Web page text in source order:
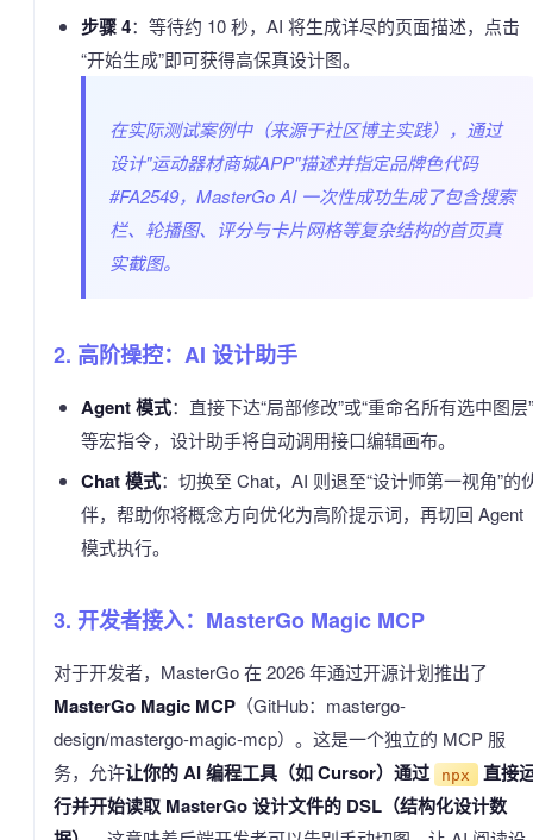
步骤 4：等待约 10 秒，AI 将生成详尽的页面描述，点击
“开始生成”即可获得高保真设计图。
在实际测试案例中（来源于社区博主实践），通过
设计"运动器材商城APP"描述并指定品牌色代码
#FA2549，MasterGo AI 一次性成功生成了包含搜索
栏、轮播图、评分与卡片网格等复杂结构的首页真
实截图。
2. 高阶操控：AI 设计助手
Agent 模式：直接下达“局部修改”或“重命名所有选中图层”
等宏指令，设计助手将自动调用接口编辑画布。
Chat 模式：切换至 Chat，AI 则退至“设计师第一视角”的
伴，帮助你将概念方向优化为高阶提示词，再切回 Agent
模式执行。
3. 开发者接入：MasterGo Magic MCP
对于开发者，MasterGo 在 2026 年通过开源计划推出了
MasterGo Magic MCP （GitHub：mastergo-
design/mastergo-magic-mcp）。这是一个独立的 MCP 服
务，允许让你的 AI 编程工具（如 Cursor）通过 npx 直接
行并开始读取 MasterGo 设计文件的 DSL（结构化设计数